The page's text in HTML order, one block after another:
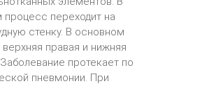
переходит на
стенку. В основном
правая и нижняя
протекает по
пневмонии. При